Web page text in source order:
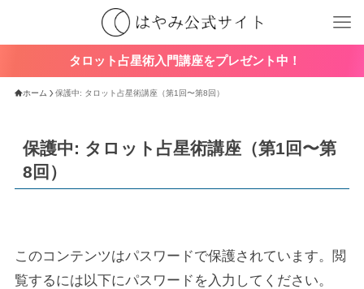
タロット占星術入門講座をプレゼント中！
ホーム 保護中: タロット占星術講座（第1回〜第8回）
保護中: タロット占星術講座（第1回〜第
8回）
このコンテンツはパスワードで保護されています。閲
覧するには以下にパスワードを入力してください。